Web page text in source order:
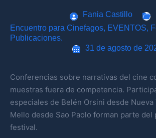
Fania Castillo
Encuentro para Cinefagos, EVENTOS,
Publicaciones.
31 de agosto de
Conferencias sobre narrativas del cine
muestras fuera de competencia.
especiales de Belén Orsini desde Nueva
Mello desde Sao Paolo forman parte del
festival.